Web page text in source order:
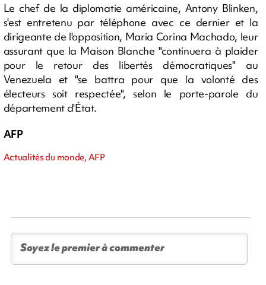
Le chef de la diplomatie américaine, Antony Blinken,
s'est entretenu par téléphone avec ce dernier et la
dirigeante de l'opposition, Maria Corina Machado, leur
assurant que la Maison Blanche "continuera à plaider
pour le retour des libertés démocratiques" au
Venezuela et "se battra pour que la volonté des
électeurs soit respectée", selon le porte-parole du
département d'État.
AFP
Actualités du monde, AFP